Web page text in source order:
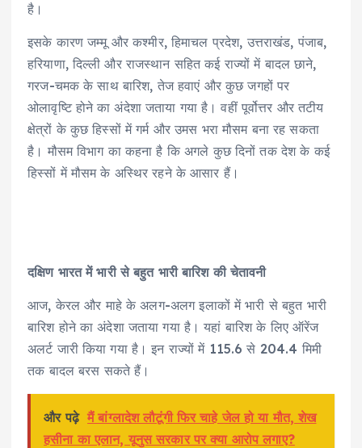
है।
इसके कारण जम्मू और कश्मीर, हिमाचल प्रदेश, उत्तराखंड, पंजाब,
हरियाणा, दिल्ली और राजस्थान सहित कई राज्यों में बादल छाने,
गरज-चमक के साथ बारिश, तेज हवाएं और कुछ जगहों पर
ओलावृष्टि होने का अंदेशा जताया गया है। वहीं पूर्वोत्तर और तटीय
क्षेत्रों के कुछ हिस्सों में गर्म और उमस भरा मौसम बना रह सकता
है। मौसम विभाग का कहना है कि अगले कुछ दिनों तक देश के कई
हिस्सों में मौसम के अस्थिर रहने के आसार हैं।
दक्षिण भारत में भारी से बहुत भारी बारिश की चेतावनी
आज, केरल और माहे के अलग-अलग इलाकों में भारी से बहुत भारी
बारिश होने का अंदेशा जताया गया है। यहां बारिश के लिए ऑरेंज
अलर्ट जारी किया गया है। इन राज्यों में 115.6 से 204.4 मिमी
तक बादल बरस सकते हैं।
और पढ़े मैं बांग्लादेश लौटूंगी फिर चाहे जेल हो या मौत, शेख
हसीना का एलान, यूनुस सरकार पर क्या आरोप लगाए?